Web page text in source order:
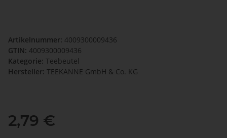
Artikelnummer: 4009300009436
GTIN: 4009300009436
Kategorie: Teebeutel
Hersteller: TEEKANNE GmbH & Co. KG
2,79 €